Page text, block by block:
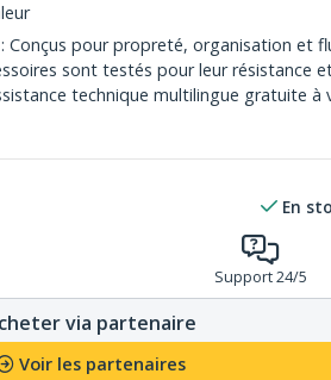
: Conçus pour propreté, organisation et
sont testés pour leur résistance
technique multilingue gratuite à
En
Support 24/5
via partenaire
Voir les partenaires